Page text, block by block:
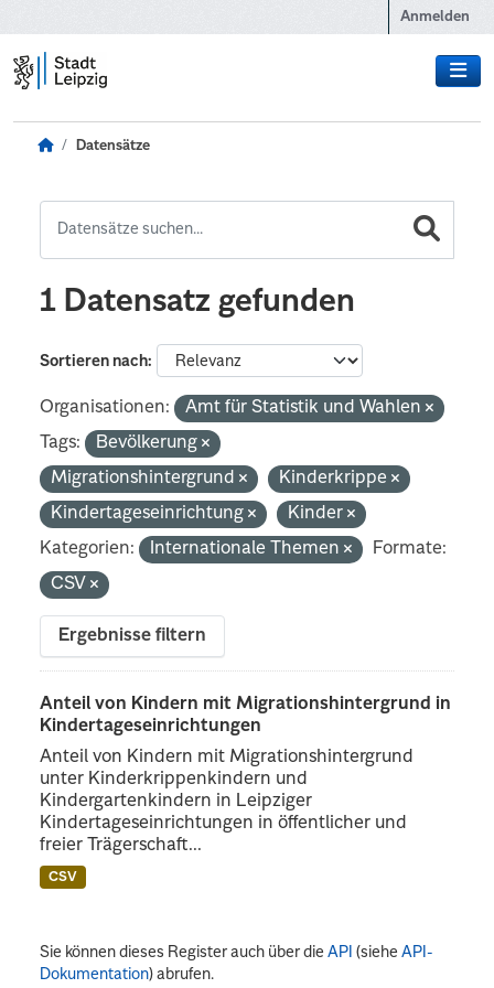
Anmelden
Datensätze
1 Datensatz gefunden
Sortieren nach
Organisationen:
Amt für Statistik und Wahlen
Tags:
Bevölkerung
Migrationshintergrund
Kinderkrippe
Kindertageseinrichtung
Kinder
Kategorien:
Internationale Themen
Formate:
CSV
Ergebnisse filtern
Anteil von Kindern mit Migrationshintergrund in
Kindertageseinrichtungen
Anteil von Kindern mit Migrationshintergrund
unter Kinderkrippenkindern und
Kindergartenkindern in Leipziger
Kindertageseinrichtungen in öffentlicher und
freier Trägerschaft...
CSV
Sie können dieses Register auch über dieAPI (sieheAPI-
Dokumentation) abrufen.